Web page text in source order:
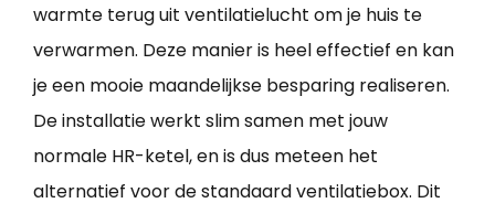
warmte terug uit ventilatielucht om je huis te
verwarmen. Deze manier is heel effectief en kan
je een mooie maandelijkse besparing realiseren.
De installatie werkt slim samen met jouw
normale HR-ketel, en is dus meteen het
alternatief voor de standaard ventilatiebox. Dit